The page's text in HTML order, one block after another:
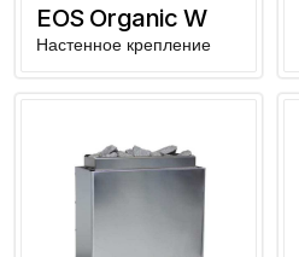
EOS Organic W
Настенное крепление